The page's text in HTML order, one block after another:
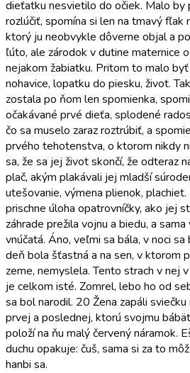
dieťatku nesvietilo do očiek. Malo by
rozlúčiť, spomína si len na tmavý fľak
ktorý ju neobvykle dôverne objal a
ľúto, ale zárodok v dutine maternice
nejakom žabiatku. Pritom to malo
nohavice, lopatku do piesku, život.
zostala po ňom len spomienka,
očakávané prvé dieťa, splodené
čo sa muselo zaraz roztrúbiť, a
prvého tehotenstva, o ktorom nikdy
sa, že sa jej život skončí, že odteraz
plač, akým plakávali jej mladší
utešovanie, výmena plienok,
prischne úloha opatrovníčky, ako jej
záhrade prežila vojnu a biedu, a
vnúčatá. Áno, veľmi sa bála, v noci
deň bola šťastná a na sen, v ktorom
zeme, nemyslela. Tento strach v nej
je celkom isté. Zomrel, lebo ho od
sa bol narodil. 20 Žena zapáli
prvej a poslednej, ktorú svojmu
položí na ňu malý červený náramok.
duchu opakuje: čuš, sama si za to
hanbi sa.